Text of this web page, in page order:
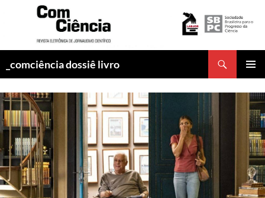
_comciência dossiê livro
O
CONTEÚDO